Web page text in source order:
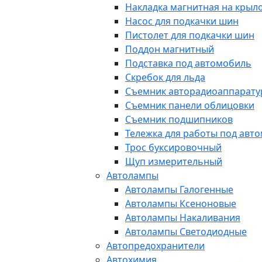
Накладка магнитная на
Насос для подкачки шин
Пистолет для подкачки шин
Поддон магнитный
Подставка под автомобиль
Скребок для льда
Съемник
Съемник панели облицовки
Съемник подшипников
Тележка для работы под
Трос буксировочный
Щуп измерительный
Автолампы
Автолампы Галогенные
Автолампы Ксеноновые
Автолампы Накаливания
Автолампы Светодиодные
Автопредохранители